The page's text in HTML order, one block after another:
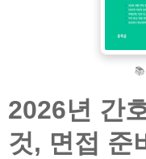
📚
2026년 간
것, 면접 준